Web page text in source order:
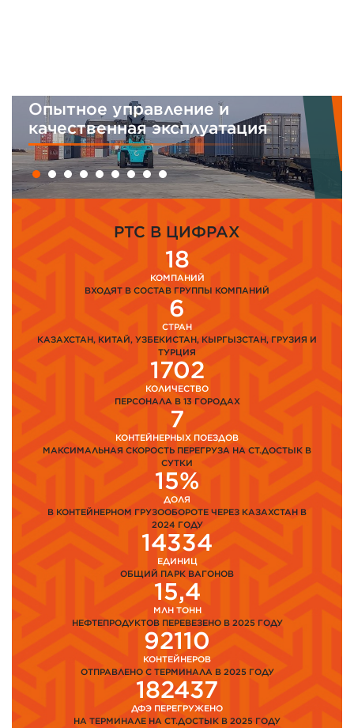
Опытное управление и
качественная эксплуатация
PTC В ЦИФРАХ
18
КОМПАНИЙ
ВХОДЯТ В СОСТАВ ГРУППЫ КОМПАНИЙ
6
СТРАН
КАЗАХСТАН, КИТАЙ, УЗБЕКИСТАН, КЫРГЫЗСТАН, ГРУЗИЯ И
ТУРЦИЯ
1702
КОЛИЧЕСТВО
ПЕРСОНАЛА В 13 ГОРОДАХ
7
КОНТЕЙНЕРНЫХ ПОЕЗДОВ
МАКСИМАЛЬНАЯ СКОРОСТЬ ПЕРЕГРУЗА НА СТ.ДОСТЫК В
СУТКИ
15%
ДОЛЯ
В КОНТЕЙНЕРНОМ ГРУЗООБОРОТЕ ЧЕРЕЗ КАЗАХСТАН В
2024 ГОДУ
14334
ЕДИНИЦ
ОБЩИЙ ПАРК ВАГОНОВ
15,4
МЛН ТОНН
НЕФТЕПРОДУКТОВ ПЕРЕВЕЗЕНО В 2025 ГОДУ
92110
КОНТЕЙНЕРОВ
ОТПРАВЛЕНО С ТЕРМИНАЛА В 2025 ГОДУ
182437
ДФЭ ПЕРЕГРУЖЕНО
НА ТЕРМИНАЛЕ НА СТ.ДОСТЫК В 2025 ГОДУ